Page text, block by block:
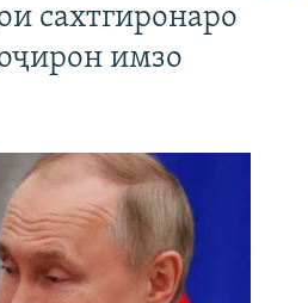
сахтгиронаро
имзо